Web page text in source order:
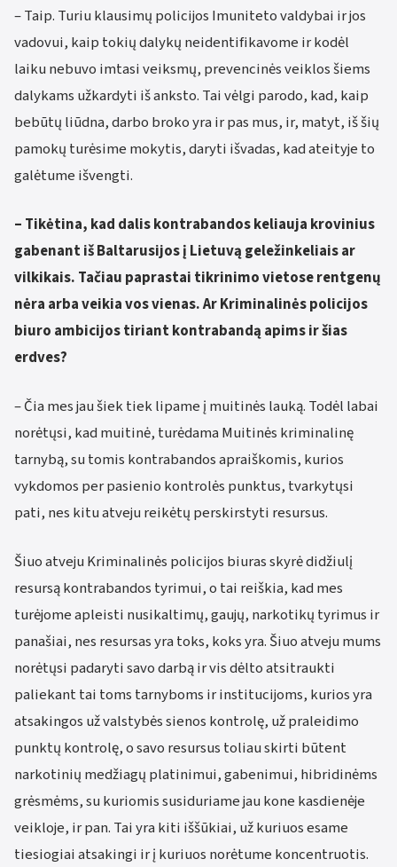
– Taip. Turiu klausimų policijos Imuniteto valdybai ir jos
vadovui, kaip tokių dalykų neidentifikavome ir kodėl
laiku nebuvo imtasi veiksmų, prevencinės veiklos šiems
dalykams užkardyti iš anksto. Tai vėlgi parodo, kad, kaip
bebūtų liūdna, darbo broko yra ir pas mus, ir, matyt, iš šių
pamokų turėsime mokytis, daryti išvadas, kad ateityje to
galėtume išvengti.
– Tikėtina, kad dalis kontrabandos keliauja krovinius
gabenant iš Baltarusijos į Lietuvą geležinkeliais ar
vilkikais. Tačiau paprastai tikrinimo vietose rentgenų
nėra arba veikia vos vienas. Ar Kriminalinės policijos
biuro ambicijos tiriant kontrabandą apims ir šias
erdves?
– Čia mes jau šiek tiek lipame į muitinės lauką. Todėl labai
norėtųsi, kad muitinė, turėdama Muitinės kriminalinę
tarnybą, su tomis kontrabandos apraiškomis, kurios
vykdomos per pasienio kontrolės punktus, tvarkytųsi
pati, nes kitu atveju reikėtų perskirstyti resursus.
Šiuo atveju Kriminalinės policijos biuras skyrė didžiulį
resursą kontrabandos tyrimui, o tai reiškia, kad mes
turėjome apleisti nusikaltimų, gaujų, narkotikų tyrimus ir
panašiai, nes resursas yra toks, koks yra. Šiuo atveju mums
norėtųsi padaryti savo darbą ir vis dėlto atsitraukti
paliekant tai toms tarnyboms ir institucijoms, kurios yra
atsakingos už valstybės sienos kontrolę, už praleidimo
punktų kontrolę, o savo resursus toliau skirti būtent
narkotinių medžiagų platinimui, gabenimui, hibridinėms
grėsmėms, su kuriomis susiduriame jau kone kasdienėje
veikloje, ir pan. Tai yra kiti iššūkiai, už kuriuos esame
tiesiogiai atsakingi ir į kuriuos norėtume koncentruotis.